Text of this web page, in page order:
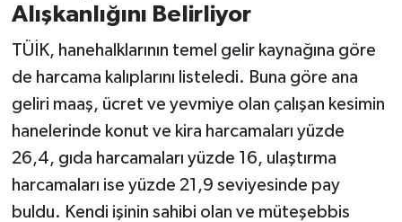
Alışkanlığını Belirliyor
TÜİK, hanehalklarının temel gelir kaynağına göre
de harcama kalıplarını listeledi. Buna göre ana
geliri maaş, ücret ve yevmiye olan çalışan kesimin
hanelerinde konut ve kira harcamaları yüzde
26,4, gıda harcamaları yüzde 16, ulaştırma
harcamaları ise yüzde 21,9 seviyesinde pay
buldu. Kendi işinin sahibi olan ve müteşebbis